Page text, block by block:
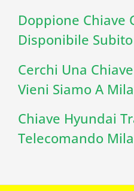
Doppione Chiave
Disponibile
Cerchi Una Chiave
Vieni Siamo A
Chiave Hyundai
Telecomando